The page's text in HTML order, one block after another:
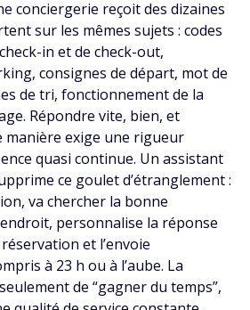
conciergerie reçoit des dizaines
sur les mêmes sujets : codes
in et de check-out,
consignes de départ, mot de
de tri, fonctionnement de la
Répondre vite, bien, et
manière exige une rigueur
quasi continue. Un assistant
ce goulet d’étranglement :
va chercher la bonne
personnalise la réponse
et l’envoie
à 23 h ou à l’aube. La
de “gagner du temps”,